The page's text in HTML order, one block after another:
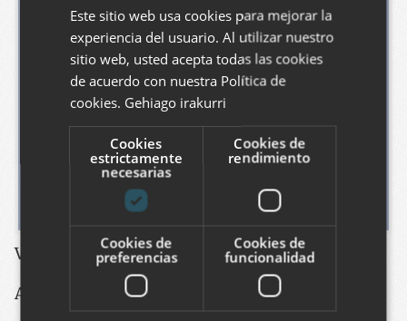
Ver este proyecto:http://www.bergara.net
Ayuntamiento de Bergara
BASQUE
SPANISH
Este sitio web usa cookies para mejorar la
experiencia del usuario. Al utilizar nuestro
sitio web, usted acepta todas las cookies
de acuerdo con nuestra Política de
cookies. Gehiago irakurri
Cookies
estrictamente
necesarias
Cookies de
rendimiento
Cookies de
preferencias
Cookies de
funcionalidad